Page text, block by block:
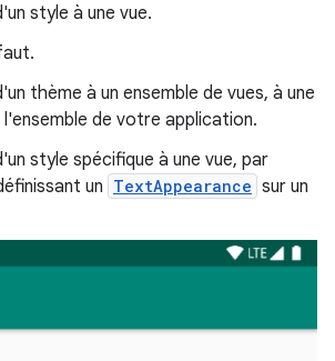
style à une vue.
thème à un ensemble de vues, à une
de votre application.
style spécifique à une vue, par
un TextAppearance sur un